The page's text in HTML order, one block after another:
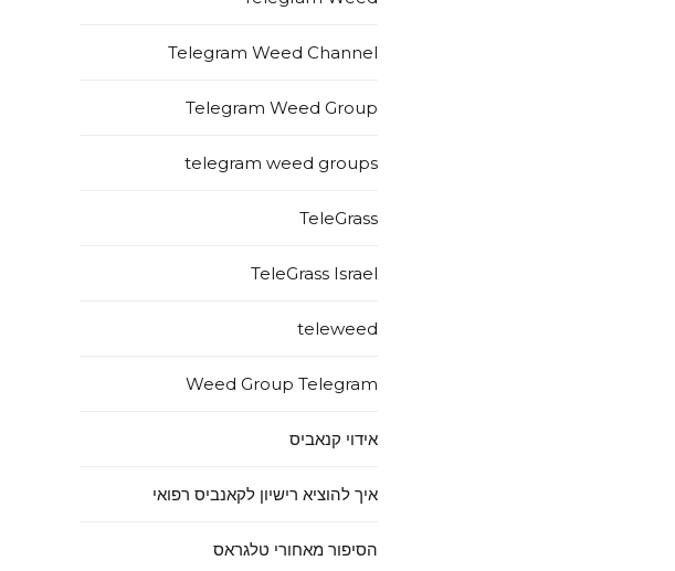
Telegram Weed Channel
Telegram Weed Group
telegram weed groups
TeleGrass
TeleGrass Israel
teleweed
Weed Group Telegram
אידוי קנאביס
איך להוציא רישיון לקאנביס רפואי
הסיפור מאחורי טלגראס